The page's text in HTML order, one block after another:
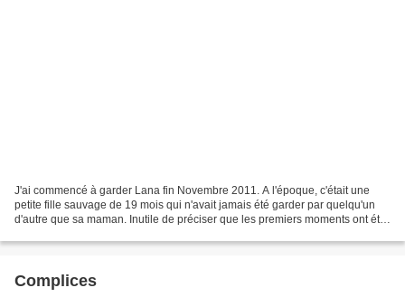
J'ai commencé à garder Lana fin Novembre 2011. A l'époque, c'était une
petite fille sauvage de 19 mois qui n'avait jamais été garder par quelqu'un
d'autre que sa maman. Inutile de préciser que les premiers moments ont été
Complices